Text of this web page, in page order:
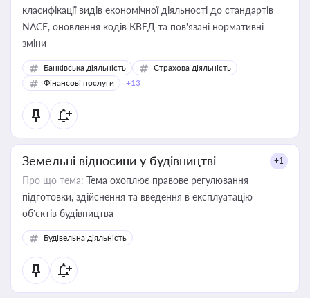
класифікації видів економічної діяльності до стандартів
NACE, оновлення кодів КВЕД та пов'язані нормативні
зміни
Банківська діяльність
Страхова діяльність
Фінансові послуги
+13
Земельні відносини у будівництві +1
Про що тема: Тема охоплює правове регулювання
підготовки, здійснення та введення в експлуатацію
об’єктів будівництва
Будівельна діяльність